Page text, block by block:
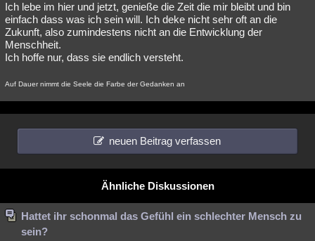
Ich lebe im hier und jetzt, genieße die Zeit die mir bleibt und bin
einfach dass was ich sein will. Ich deke nicht sehr oft an die
Zukunft, also zumindestens nicht an die Entwicklung der
Menschheit.
Ich hoffe nur, dass sie endlich versteht.
Auf Dauer nimmt die Seele die Farbe der Gedanken an
neuen Beitrag verfassen
Ähnliche Diskussionen
Hattet ihr schonmal das Gefühl ein schlechter Mensch zu
sein?